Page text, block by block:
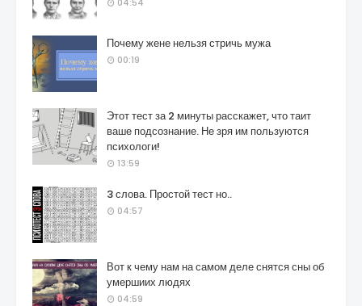
Почему жене нельзя стричь мужа
00:19
Этот тест за 2 минуты расскажет, что таит
ваше подсознание. Не зря им пользуются
психологи!
13:59
3 слова. Простой тест но..
04:57
Вот к чему нам на самом деле снятся сны об
умершиих людях
04:59